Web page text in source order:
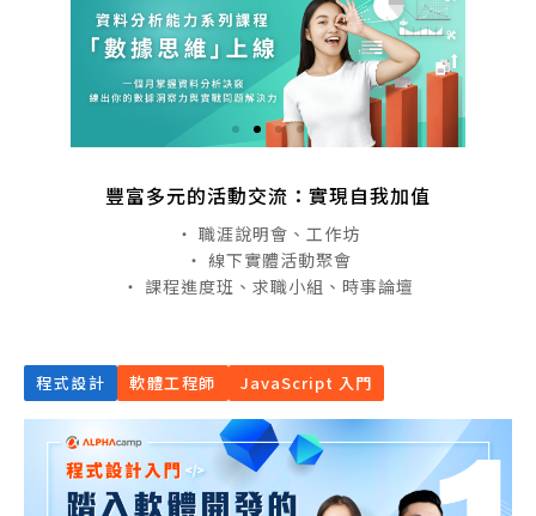
豐富多元的活動交流：實現自我加值
・ 職涯說明會、工作坊
・ 線下實體活動聚會
・ 課程進度班、求職小組、時事論壇
程式設計 軟體工程師 JavaScript 入門